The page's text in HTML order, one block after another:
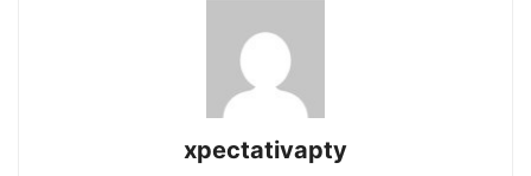
xpectativapty